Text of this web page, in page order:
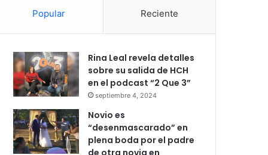
Popular Reciente
Rina Leal revela detalles
sobre su salida de HCH
en el podcast “2 Que 3”
septiembre 4, 2024
Novio es
“desenmascarado” en
plena boda por el padre